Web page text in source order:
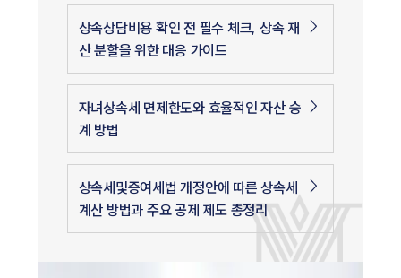
상속상담비용 확인 전 필수 체크, 상속 재
산 분할을 위한 대응 가이드
자녀상속세 면제한도와 효율적인 자산 승
계 방법
상속세및증여세법 개정안에 따른 상속세
계산 방법과 주요 공제 제도 총정리